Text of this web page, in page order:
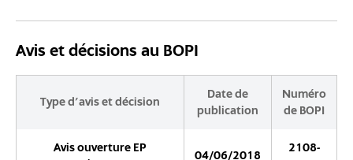
Avis et décisions au BOPI
Type d'avis et décision
Date de
publication
Numéro
de BOPI
Avis ouverture EP
04/06/2018
2108-